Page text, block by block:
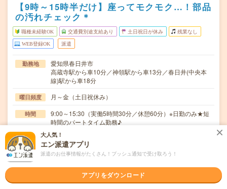
【9時～15時半だけ】座ってモクモク…！部品
の汚れチェック＊
職種未経験OK 交通費別途支給あり 土日祝日が休み 残業なし
WEB登録OK 派遣
勤務地
愛知県春日井市
高蔵寺駅から車10分／神領駅から車13分／春日井(中央本
線)駅から車18分
曜日頻度 月～金（土日祝休み）
時間
9:00～15:30（実働5時間30分／休憩60分）※日勤のみ★短
時間のパートタイム勤務♪
期間
即日～長期 ※「8月～」「9月～」「10月～」お好きな開
始時期を相談OK♪
時給
時間30分×21日＋残業なし）
交通費
大人気！
エン派遣アプリ
派遣のお仕事情報がたくさん！プッシュ通知で受け取ろう！
アプリをダウンロード